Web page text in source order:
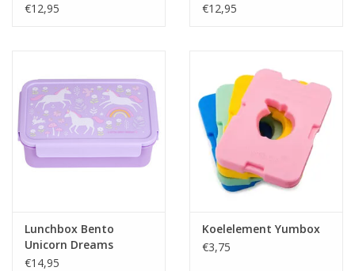
€12,95
€12,95
Lunchbox Bento
Unicorn Dreams
€14,95
Koelelement Yumbox
€3,75